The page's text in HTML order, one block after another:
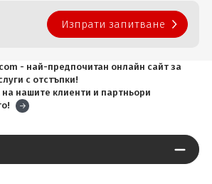
Изпрати запитване
- най-предпочитан онлайн сайт за
с отстъпки!
нашите клиенти и партньори